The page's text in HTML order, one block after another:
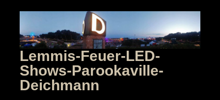
Lemmis-Feuer-LED-
Shows-Parookaville-
Deichmann